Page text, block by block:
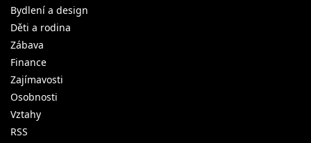
Bydlení a design
Děti a rodina
Zábava
Finance
Zajímavosti
Osobnosti
Vztahy
RSS